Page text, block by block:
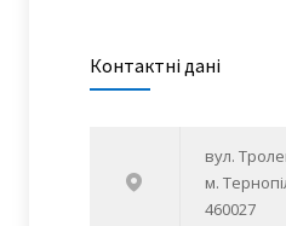
Контактні дані
вул.
м.
460027